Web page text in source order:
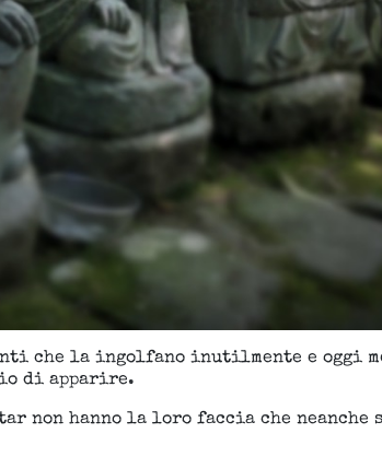
che la ingolfano inutilmente e oggi
di apparire.
non hanno la loro faccia che